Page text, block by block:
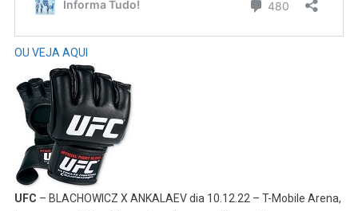
OU VEJA AQUI
UFC – BLACHOWICZ X ANKALAEV dia 10.12.22 – T-Mobile Arena,